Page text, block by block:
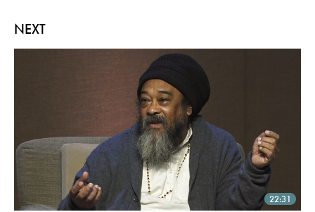
NEXT
22:31